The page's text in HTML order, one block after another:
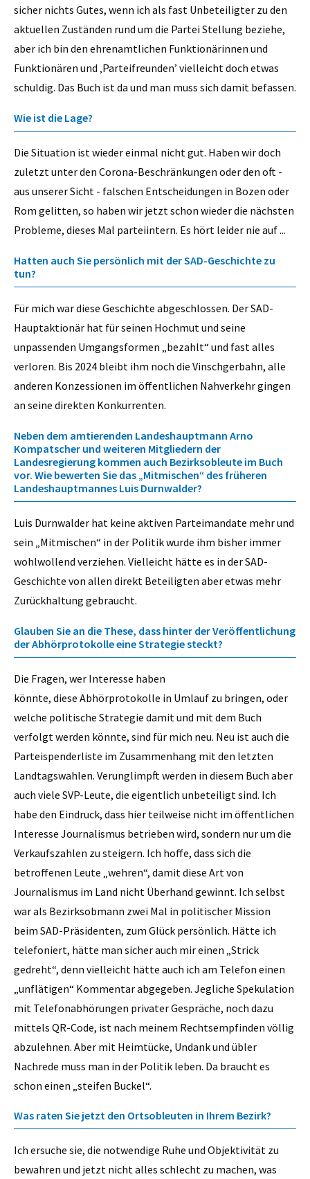
sicher nichts Gutes, wenn ich als fast Unbeteiligter zu den
aktuellen Zuständen rund um die Partei Stellung beziehe,
aber ich bin den ehrenamtlichen Funktionärinnen und
Funktionären und ‚Parteifreunden’ vielleicht doch etwas
schuldig. Das Buch ist da und man muss sich damit befassen.
Wie ist die Lage?
Die Situation ist wieder einmal nicht gut. Haben wir doch
zuletzt unter den Corona-Beschränkungen oder den oft -
aus unserer Sicht - falschen Entscheidungen in Bozen oder
Rom gelitten, so haben wir jetzt schon wieder die nächsten
Probleme, dieses Mal parteiintern. Es hört leider nie auf ...
Hatten auch Sie persönlich mit der SAD-Geschichte zu
tun?
Für mich war diese Geschichte abgeschlossen. Der SAD-
Hauptaktionär hat für seinen Hochmut und seine
unpassenden Umgangsformen „bezahlt“ und fast alles
verloren. Bis 2024 bleibt ihm noch die Vinschgerbahn, alle
anderen Konzessionen im öffentlichen Nahverkehr gingen
an seine direkten Konkurrenten.
Neben dem amtierenden Landeshauptmann Arno
Kompatscher und weiteren Mitgliedern der
Landesregierung kommen auch Bezirksobleute im Buch
vor. Wie bewerten Sie das „Mitmischen“ des früheren
Landeshauptmannes Luis Durnwalder?
Luis Durnwalder hat keine aktiven Parteimandate mehr und
sein „Mitmischen“ in der Politik wurde ihm bisher immer
wohlwollend verziehen. Vielleicht hätte es in der SAD-
Geschichte von allen direkt Beteiligten aber etwas mehr
Zurückhaltung gebraucht.
Glauben Sie an die These, dass hinter der Veröffentlichung
der Abhörprotokolle eine Strategie steckt?
Die Fragen, wer Interesse haben
könnte, diese Abhörprotokolle in Umlauf zu bringen, oder
welche politische Strategie damit und mit dem Buch
verfolgt werden könnte, sind für mich neu. Neu ist auch die
Parteispenderliste im Zusammenhang mit den letzten
Landtagswahlen. Verunglimpft werden in diesem Buch aber
auch viele SVP-Leute, die eigentlich unbeteiligt sind. Ich
habe den Eindruck, dass hier teilweise nicht im öffentlichen
Interesse Journalismus betrieben wird, sondern nur um die
Verkaufszahlen zu steigern. Ich hoffe, dass sich die
betroffenen Leute „wehren“, damit diese Art von
Journalismus im Land nicht Überhand gewinnt. Ich selbst
war als Bezirksobmann zwei Mal in politischer Mission
beim SAD-Präsidenten, zum Glück persönlich. Hätte ich
telefoniert, hätte man sicher auch mir einen „Strick
gedreht“, denn vielleicht hätte auch ich am Telefon einen
„unflätigen“ Kommentar abgegeben. Jegliche Spekulation
mit Telefonabhörungen privater Gespräche, noch dazu
mittels QR-Code, ist nach meinem Rechtsempfinden völlig
abzulehnen. Aber mit Heimtücke, Undank und übler
Nachrede muss man in der Politik leben. Da braucht es
schon einen „steifen Buckel“.
Was raten Sie jetzt den Ortsobleuten in Ihrem Bezirk?
Ich ersuche sie, die notwendige Ruhe und Objektivität zu
bewahren und jetzt nicht alles schlecht zu machen, was